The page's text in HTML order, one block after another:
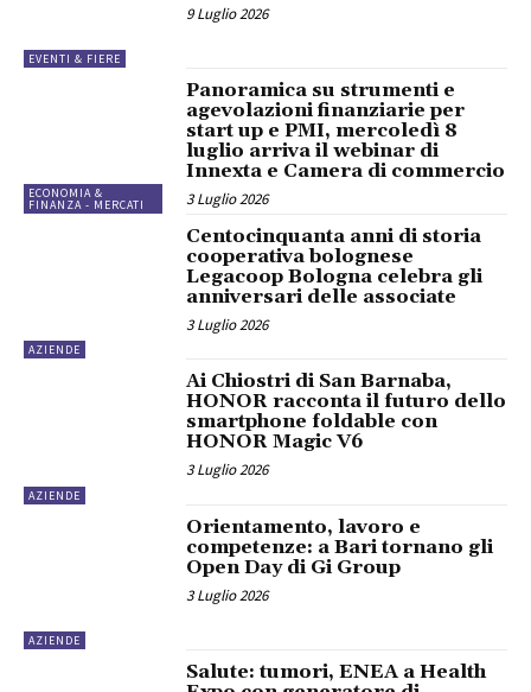
EVENTI & FIERE
9 Luglio 2026
ECONOMIA &
FINANZA - MERCATI
Panoramica su strumenti e
agevolazioni finanziarie per
start up e PMI, mercoledì 8
luglio arriva il webinar di
Innexta e Camera di commercio
3 Luglio 2026
AZIENDE
Centocinquanta anni di storia
cooperativa bolognese
Legacoop Bologna celebra gli
anniversari delle associate
3 Luglio 2026
AZIENDE
Ai Chiostri di San Barnaba,
HONOR racconta il futuro dello
smartphone foldable con
HONOR Magic V6
3 Luglio 2026
AZIENDE
Orientamento, lavoro e
competenze: a Bari tornano gli
Open Day di Gi Group
3 Luglio 2026
Salute: tumori, ENEA a Health